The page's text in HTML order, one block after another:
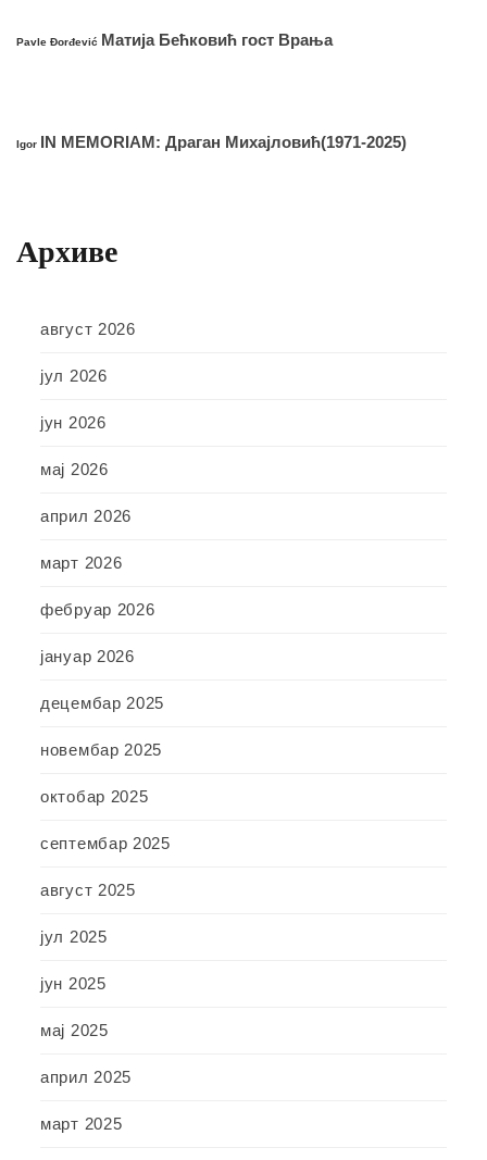
Pavle Đorđević Матија Бећковић гост Врања
Igor IN MEMORIAM: Драган Михајловић(1971-2025)
Архиве
август 2026
јул 2026
јун 2026
мај 2026
април 2026
март 2026
фебруар 2026
јануар 2026
децембар 2025
новембар 2025
октобар 2025
септембар 2025
август 2025
јул 2025
јун 2025
мај 2025
април 2025
март 2025